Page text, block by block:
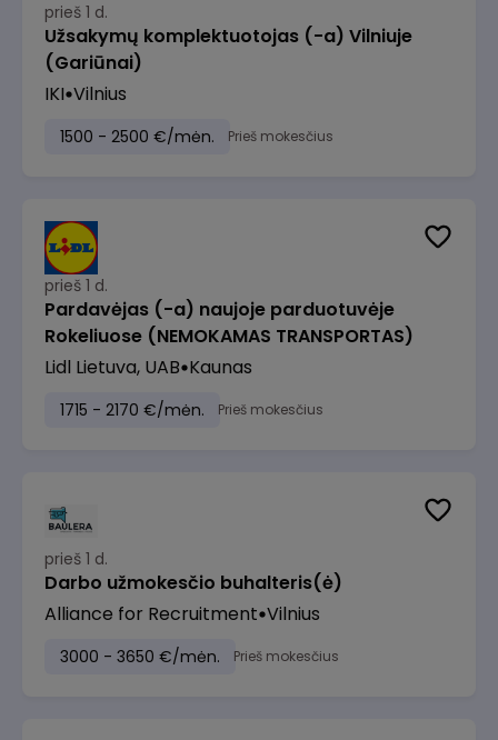
prieš 1 d.
Užsakymų komplektuotojas (-a) Vilniuje
(Gariūnai)
IKI Vilnius
1500 - 2500 €/mėn. Prieš mokesčius
prieš 1 d.
Pardavėjas (-a) naujoje parduotuvėje
Rokeliuose (NEMOKAMAS TRANSPORTAS)
Lidl Lietuva, UAB Kaunas
1715 - 2170 €/mėn. Prieš mokesčius
prieš 1 d.
Darbo užmokesčio buhalteris(ė)
Alliance for Recruitment Vilnius
3000 - 3650 €/mėn. Prieš mokesčius